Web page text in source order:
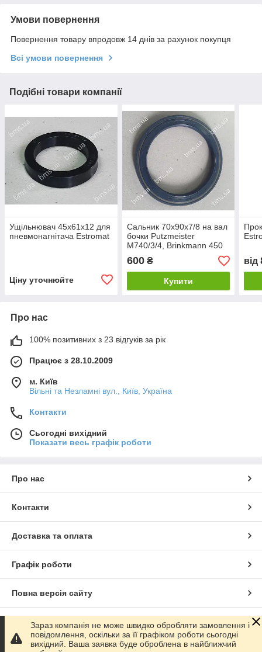
Умови повернення
Повернення товару впродовж 14 днів за рахунок покупця
Всі умови повернення
Подібні товари компанії
Ущільнювач 45х61х12 для
пневмонагнітача Estromat
Ціну уточнюйте
Сальник 70х90х7/8 на вал
бочки Putzmeister
М740/3/4, Brinkmann 450
600₴
Купити
від
Про нас
100% позитивних з 23 відгуків за рік
Працює з 28.10.2009
м. Київ
Вільні та Незламні вул., Київ, Україна
Контакти
Сьогодні вихідний
Показати весь графік роботи
Про нас
Контакти
Доставка та оплата
Графік роботи
Повна версія сайту
Сайт створено на маркетплейсіProm.ua
Зараз компанія не може швидко обробляти замовлення і
повідомлення, оскільки за її графіком роботи сьогодні
вихідний. Ваша заявка буде оброблена в найближчий